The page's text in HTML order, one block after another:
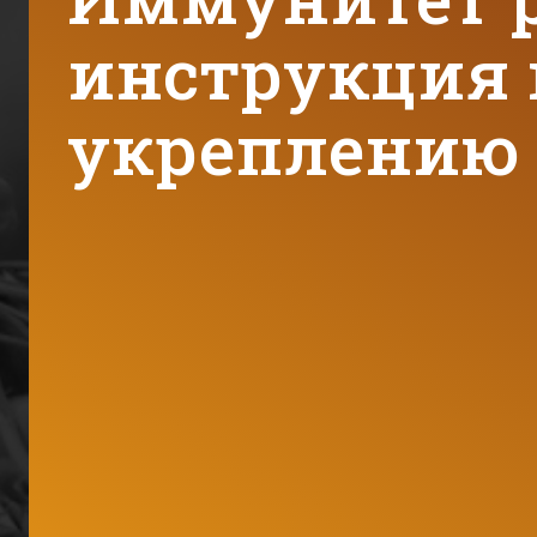
инструкция
укреплению